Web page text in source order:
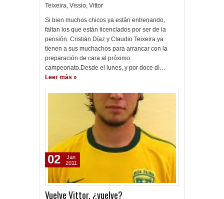
Teixeira, Vissio, Vittor
Si bien muchos chicos ya están entrenando,
faltan los que están licenciados por ser de la
pensión. Cristian Díaz y Claudio Teixeira ya
tienen a sus muchachos para arrancar con la
preparación de cara al próximo
campeonato.Desde el lunes, y por doce dí…
Leer más »
Vuelve Vittor, ¿vuelve?
02
Jan
2011